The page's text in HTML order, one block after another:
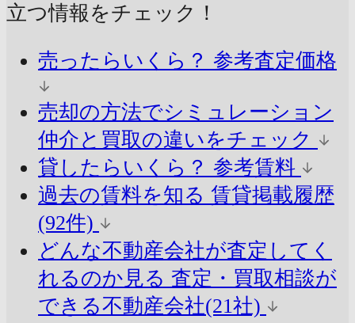
立つ情報をチェック！
売ったらいくら？ 参考査定価格
売却の方法でシミュレーション
仲介と買取の違いをチェック
貸したらいくら？ 参考賃料
過去の賃料を知る 賃貸掲載履歴
(92件)
どんな不動産会社が査定してく
れるのか見る 査定・買取相談が
できる不動産会社(21社)